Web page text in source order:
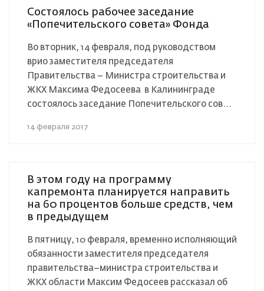
Состоялось рабочее заседание
«Попечительского совета» Фонда
Во вторник, 14 февраля, под руководством
врио заместителя председателя
Правительства – Министра строительства и
ЖКХ Максима Федосеева в Калининграде
состоялось заседание Попечительского сов...
14 февраля 2017
В этом году на программу
капремонта планируется направить
на 60 процентов больше средств, чем
в предыдущем
В пятницу, 10 февраля, временно исполняющий
обязанности заместителя председателя
правительства–министра строительства и
ЖКХ области Максим Федосеев рассказал об